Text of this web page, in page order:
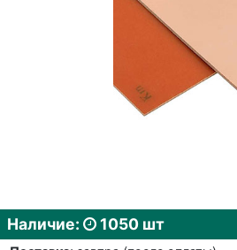
Наличие: 1050 шт